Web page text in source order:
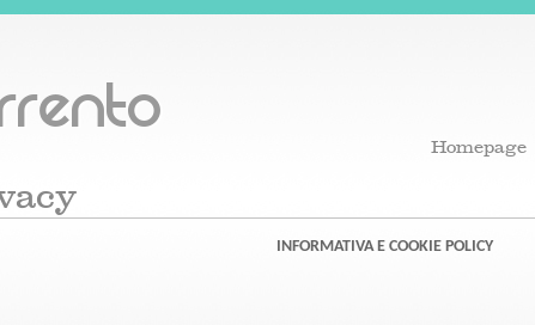
Homepage
INFORMATIVA E COOKIE POLICY